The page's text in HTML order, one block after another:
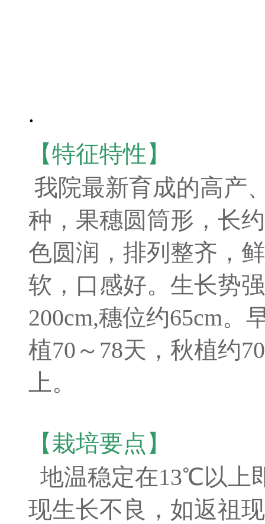
.
【特征特性】
我院最新育成的高产
种，果穗圆筒形，长
色圆润，排列整齐，
软，口感好。生长势
200cm,穗位约65cm。
植70～78天，秋植约
上。
【栽培要点】
地温稳定在13℃以上
现生长不良，如返祖